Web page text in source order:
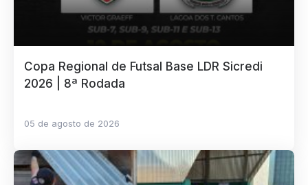
Copa Regional de Futsal Base LDR Sicredi
2026 | 8ª Rodada
05 de agosto de 2026